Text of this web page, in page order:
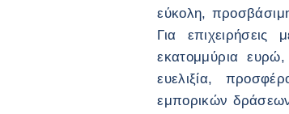
εύκολη,
Για
εκατομμύρια
ευελιξία,
εμπορικών